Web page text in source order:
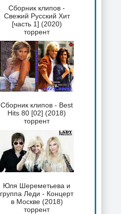
Сборник клипов -
Свежий Русский Хит
[часть 1] (2020)
торрент
Сборник клипов - Best
Hits 80 [02] (2018)
торрент
Юля Шереметьева и
группа Леди - Концерт
в Москве (2018)
торрент